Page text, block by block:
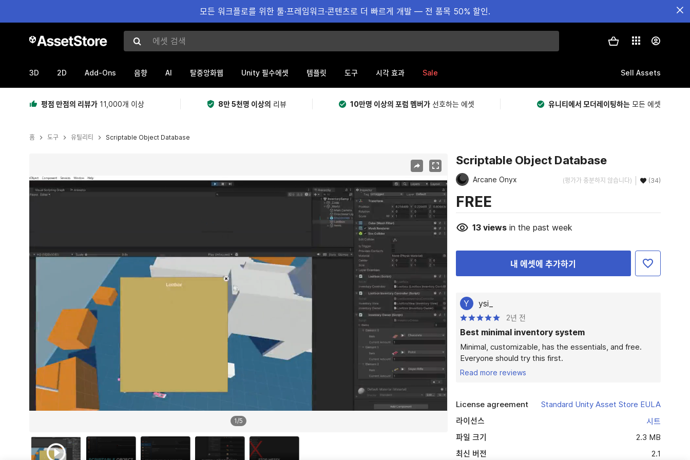
모든 워크플로를 위한 툴·프레임워크·콘텐츠로 더 빠르게 개발 — 전 품목 50% 할인.
에셋 검색
3D 2D Add-Ons 음향 AI 탈중앙화웹 Unity 필수에셋 템플릿 도구 시각 효과 Sale Sell Assets
평점 만점의 리뷰가 11,000개 이상 8만 5천명 이상의 리뷰 10만명 이상의 포럼 멤버가 선호하는 에셋 유니티에서 모더레이팅하는 모든 에셋
홈 도구 유틸리티 Scriptable Object Database
1/5
Scriptable Object Database
Arcane Onyx (평가가 충분하지 않습니다) (34)
FREE
13viewsin the past week
내 에셋에 추가하기
Y ysi_
2년 전
Best minimal inventory system
Minimal, customizable, has the essentials, and free.
Everyone should try this first.
Read more reviews
License agreement
Standard Unity Asset Store EULA
라이선스
시트
파일 크기
2.3 MB
최신 버전
2.1